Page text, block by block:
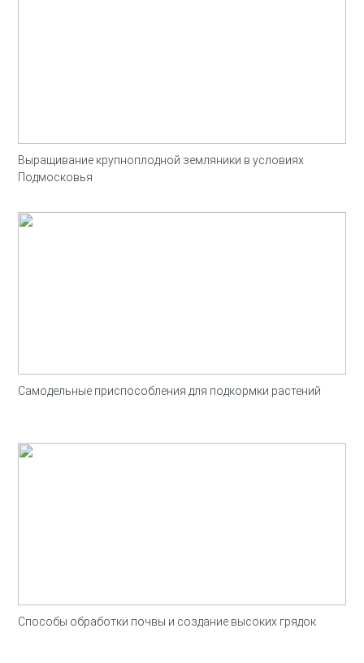
Выращивание крупноплодной земляники в условиях
Подмосковья
Самодельные приспособления для подкормки растений
Способы обработки почвы и создание высоких грядок